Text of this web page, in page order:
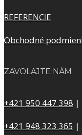
REFERENCIE
Obchodné
ZAVOLAJTE NÁM
+421 950 447 398 |
+421 948 323 365 |